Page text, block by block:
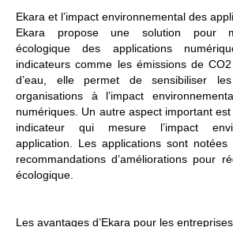
Ekara et l’impact environnemental des
Ekara propose une solution pour
écologique des applications
indicateurs comme les émissions de
d’eau, elle permet de sensibiliser
organisations à l’impact
numériques. Un autre aspect important est
indicateur qui mesure l’impact
application. Les applications sont
recommandations d’améliorations pour
écologique.
Les avantages d’Ekara pour les